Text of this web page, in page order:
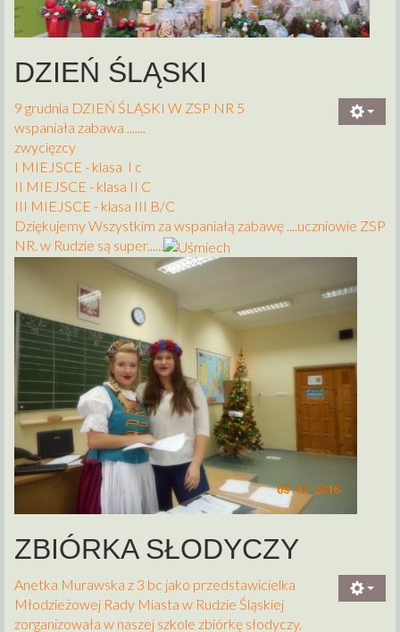
DZIEŃ ŚLĄSKI
9 grudnia DZIEŃ ŚLĄSKI W ZSP NR 5
wspaniała zabawa .......
zwycięzcy
I MIEJSCE - klasa I c
II MIEJSCE - klasa II C
III MIEJSCE - klasa III B/C
Dziękujemy Wszystkim za wspaniałą zabawę ....uczniowie ZSP
NR. w Rudzie są super......
ZBIÓRKA SŁODYCZY
Anetka Murawska z 3 bc jako przedstawicielka
Młodzieżowej Rady Miasta w Rudzie Śląskiej
zorganizowała w naszej szkole zbiórkę słodyczy,